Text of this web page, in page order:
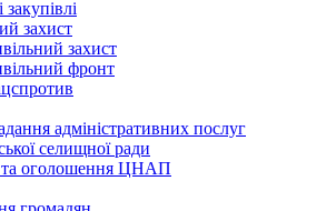
захист
захист
фронт
адміністративних послуг
селищної ради
оголошення ЦНАП